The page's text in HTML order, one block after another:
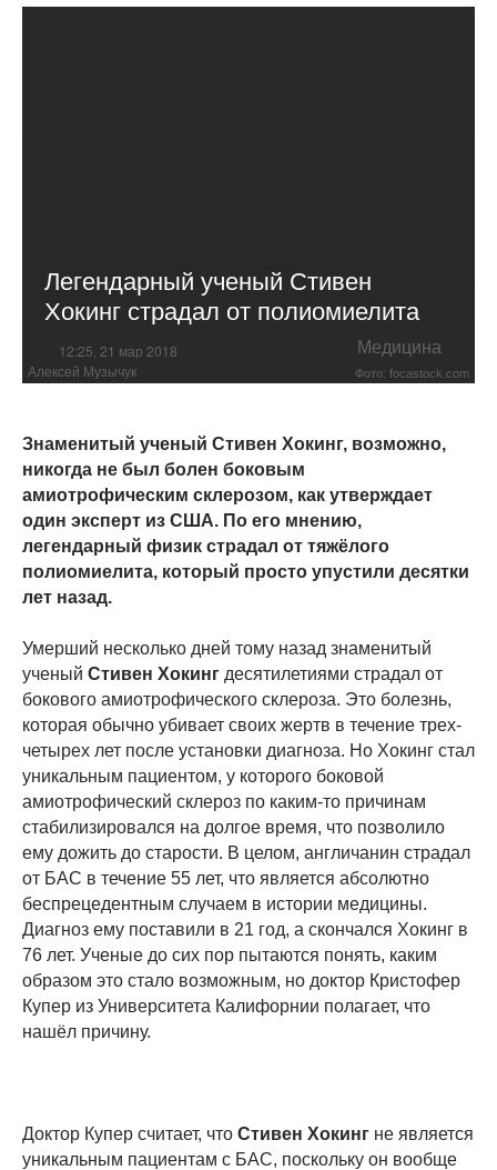
Легендарный ученый Стивен
Хокинг страдал от полиомиелита
12:25, 21 мар 2018 Медицина
Алексей Музычук Фото: focastock.com
Знаменитый ученый Стивен Хокинг, возможно,
никогда не был болен боковым
амиотрофическим склерозом, как утверждает
один эксперт из США. По его мнению,
легендарный физик страдал от тяжёлого
полиомиелита, который просто упустили десятки
лет назад.
Умерший несколько дней тому назад знаменитый
ученый Стивен Хокинг десятилетиями страдал от
бокового амиотрофического склероза. Это болезнь,
которая обычно убивает своих жертв в течение трех-
четырех лет после установки диагноза. Но Хокинг стал
уникальным пациентом, у которого боковой
амиотрофический склероз по каким-то причинам
стабилизировался на долгое время, что позволило
ему дожить до старости. В целом, англичанин страдал
от БАС в течение 55 лет, что является абсолютно
беспрецедентным случаем в истории медицины.
Диагноз ему поставили в 21 год, а скончался Хокинг в
76 лет. Ученые до сих пор пытаются понять, каким
образом это стало возможным, но доктор Кристофер
Купер из Университета Калифорнии полагает, что
нашёл причину.
Доктор Купер считает, что Стивен Хокинг не является
уникальным пациентам с БАС, поскольку он вообще